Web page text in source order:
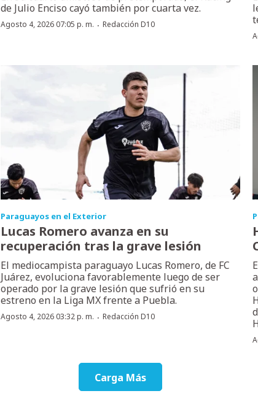
de Julio Enciso cayó también por cuarta vez.
Agosto 4, 2026 07:05 p. m. ·Redacción D10
Paraguayos en el Exterior
Lucas Romero avanza en su
recuperación tras la grave lesión
El mediocampista paraguayo Lucas Romero, de FC
Juárez, evoluciona favorablemente luego de ser
operado por la grave lesión que sufrió en su
estreno en la Liga MX frente a Puebla.
Agosto 4, 2026 03:32 p. m. ·Redacción D10
Carga Más